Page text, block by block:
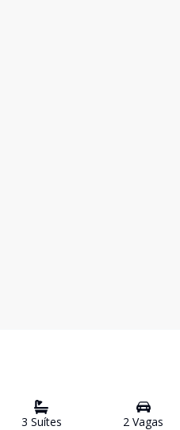
3 Suítes 2 Vagas